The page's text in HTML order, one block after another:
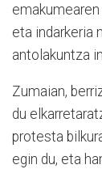
eta indarkeria
antolakuntza
Zumaian,
du
protesta
egin du, eta